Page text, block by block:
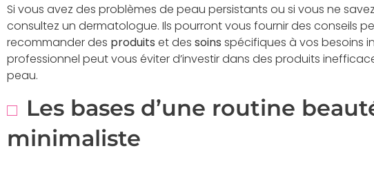
Si vous avez des problèmes de peau persistants ou si vous ne
consultez un dermatologue. Ils pourront vous fournir des conseils
recommander des produits et des soins spécifiques à vos besoins
professionnel peut vous éviter d’investir dans des produits
peau.
Les bases d’une routine
minimaliste